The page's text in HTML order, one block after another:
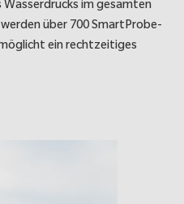
im gesamten
über 700 SmartProbe-
ein rechtzeitiges